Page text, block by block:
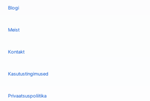
Blogi
Meist
Kontakt
Kasutustingimused
Privaatsuspoliitika